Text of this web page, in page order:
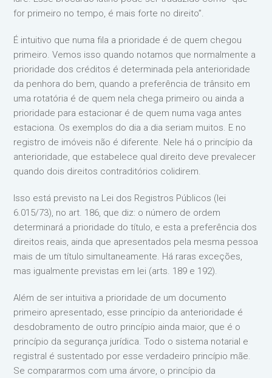
for primeiro no tempo, é mais forte no direito”.
É intuitivo que numa fila a prioridade é de quem chegou
primeiro. Vemos isso quando notamos que normalmente a
prioridade dos créditos é determinada pela anterioridade
da penhora do bem, quando a preferência de trânsito em
uma rotatória é de quem nela chega primeiro ou ainda a
prioridade para estacionar é de quem numa vaga antes
estaciona. Os exemplos do dia a dia seriam muitos. E no
registro de imóveis não é diferente. Nele há o princípio da
anterioridade, que estabelece qual direito deve prevalecer
quando dois direitos contraditórios colidirem.
Isso está previsto na Lei dos Registros Públicos (lei
6.015/73), no art. 186, que diz: o número de ordem
determinará a prioridade do título, e esta a preferência dos
direitos reais, ainda que apresentados pela mesma pessoa
mais de um título simultaneamente. Há raras exceções,
mas igualmente previstas em lei (arts. 189 e 192).
Além de ser intuitiva a prioridade de um documento
primeiro apresentado, esse princípio da anterioridade é
desdobramento de outro princípio ainda maior, que é o
princípio da segurança jurídica. Todo o sistema notarial e
registral é sustentado por esse verdadeiro princípio mãe.
Se compararmos com uma árvore, o princípio da